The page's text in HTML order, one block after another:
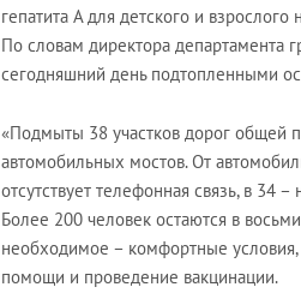
гепатита А для детского и
По словам директора департамента
сегодняшний день подтопленными
«Подмыты 38 участков дорог общей
автомобильных мостов. От
отсутствует телефонная связь, в 34
Более 200 человек остаются в
необходимое – комфортные условия,
помощи и проведение вакцинации.